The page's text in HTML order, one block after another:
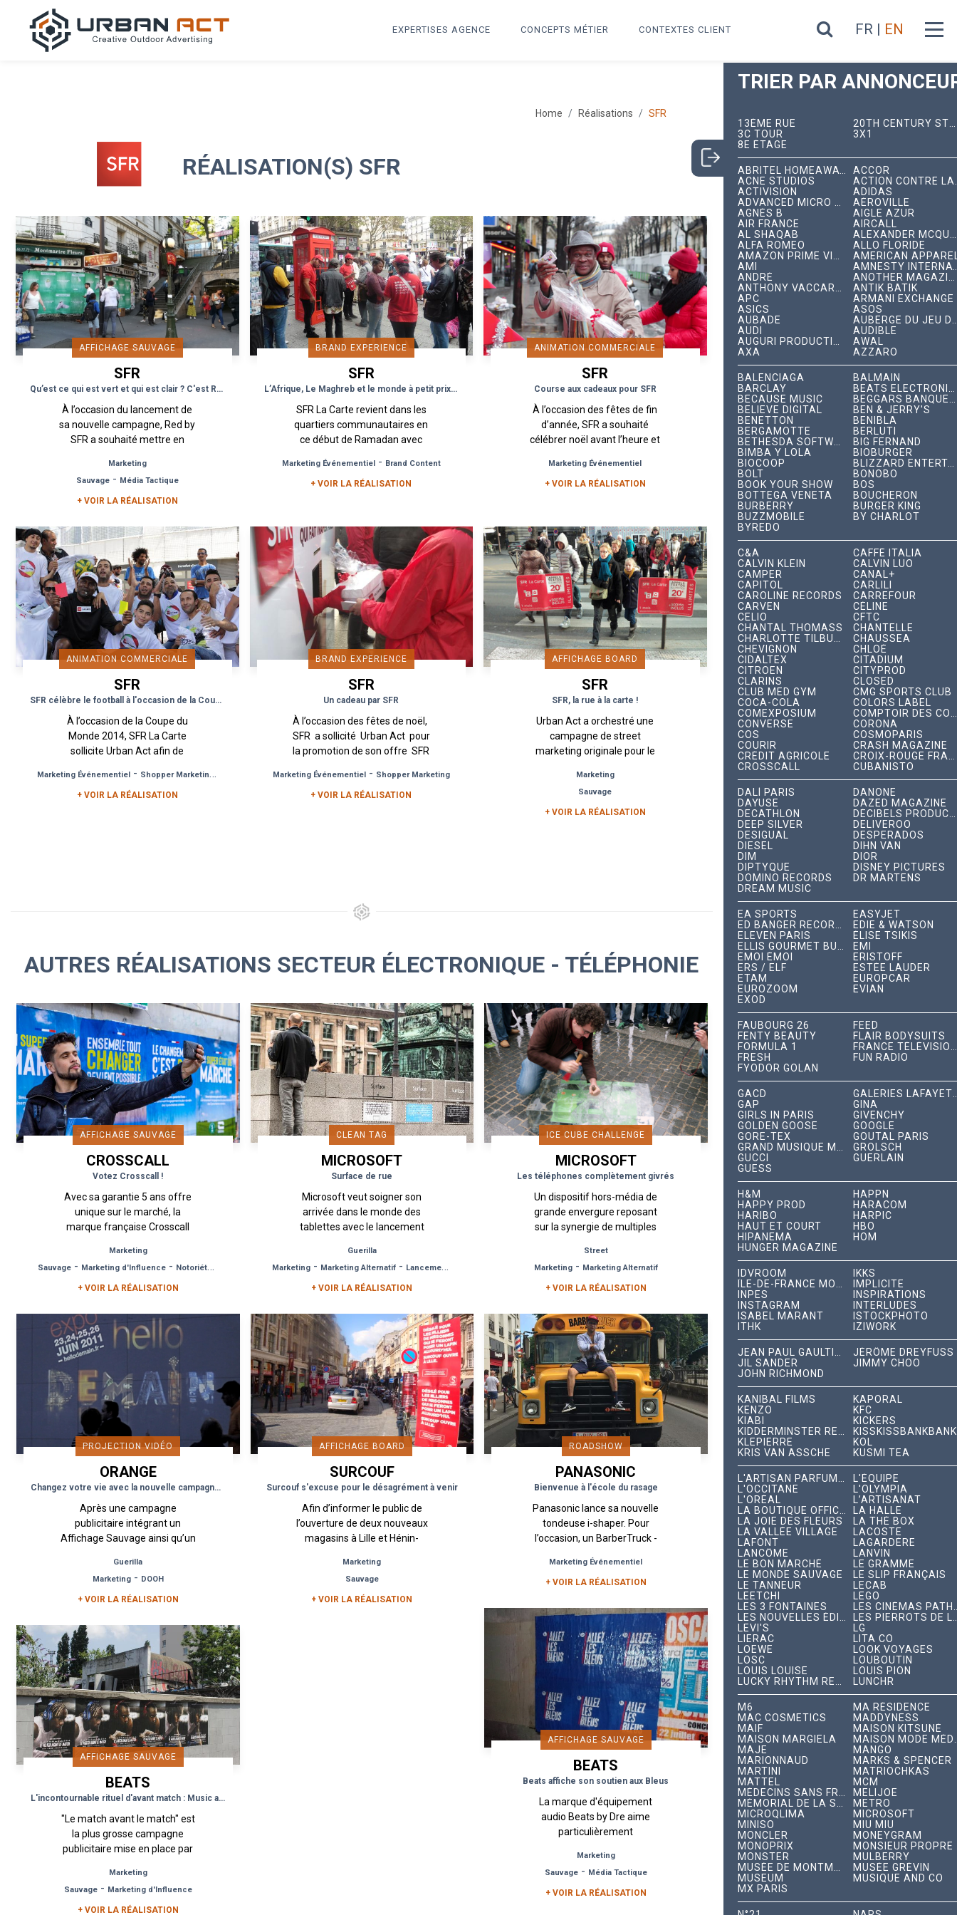
FR | EN
EXPERTISES AGENCE CONCEPTS MÉTIER CONTEXTES CLIENT
Home Réalisations SFR
RÉALISATION(S) SFR
AFFICHAGE SAUVAGE
SFR
Qu’est ce qui est vert et qui est clair ? C'est Red by SFR !
À l’occasion du lancement de
sa nouvelle campagne, Red by
SFR a souhaité mettre en
d’affichage urbain dans 4
grandes villes de France :...
Marketing
Sauvage- Média Tactique
+ VOIR LA RÉALISATION
BRAND EXPERIENCE
SFR
L’Afrique, Le Maghreb et le monde à petit prix avec les offres SFR
SFR La Carte revient dans les
quartiers communautaires en
ce début de Ramadan avec
des recharges avec des
minutes d’appels et...
Marketing Événementiel - Brand Content
+ VOIR LA RÉALISATION
ANIMATION COMMERCIALE
SFR
Course aux cadeaux pour SFR
À l’occasion des fêtes de fin
d’année, SFR a souhaité
célébrer noël avant l’heure et
participatif sous l’angle d’un
jeu concours...
Marketing Événementiel
+ VOIR LA RÉALISATION
ANIMATION COMMERCIALE
SFR
SFR célèbre le football à l'occasion de la Coupe du Monde 2014
À l’occasion de la Coupe du
Monde 2014, SFR La Carte
sollicite Urban Act afin de
d’une campagne de street
marketing multi-supports...
Marketing Événementiel - Shopper Marketing - Événement Grand Public
+ VOIR LA RÉALISATION
BRAND EXPERIENCE
SFR
Un cadeau par SFR
À l’occasion des fêtes de noël,
SFR a sollicité Urban Act pour
la promotion de son offre SFR
cadre d’une...
Marketing Événementiel- Shopper Marketing
+ VOIR LA RÉALISATION
AFFICHAGE BOARD
SFR
SFR, la rue à la carte !
Urban Act a orchestré une
campagne de street
marketing originale pour le
de promouvoir SFR la carte à
l’occasion des achats...
Marketing
Sauvage
+ VOIR LA RÉALISATION
AUTRES RÉALISATIONS SECTEUR ÉLECTRONIQUE - TÉLÉPHONIE
AFFICHAGE SAUVAGE
CROSSCALL
Votez Crosscall !
Avec sa garantie 5 ans offre
unique sur le marché, la
marque française Crosscall
en faveur d’une téléphonie
durable et compte bien le...
Marketing
Sauvage - Marketing d'Influence - Notoriété de Marque
+ VOIR LA RÉALISATION
CLEAN TAG
MICROSOFT
Surface de rue
Microsoft veut soigner son
arrivée dans le monde des
tablettes avec le lancement
chemin entre la tablette et le
PC portable, un...
Guerilla
Marketing- Marketing Alternatif- Lancement de Produit
+ VOIR LA RÉALISATION
ICE CUBE CHALLENGE
MICROSOFT
Les téléphones complètement givrés
Un dispositif hors-média de
grande envergure reposant
sur la synergie de multiples
guérilla marketing de type
Affichage Board,...
Street
Marketing- Marketing Alternatif
+ VOIR LA RÉALISATION
PROJECTION VIDÉO
ORANGE
Changez votre vie avec la nouvelle campagne d'Orange
Après une campagne
publicitaire intégrant un
Affichage Sauvage ainsi qu’un
favoriser un recrutement pour
une démarche solidaire
initiée...
Guerilla
Marketing- DOOH
+ VOIR LA RÉALISATION
AFFICHAGE BOARD
SURCOUF
Surcouf s'excuse pour le désagrément à venir
Afin d’informer le public de
l’ouverture de deux nouveaux
magasins à Lille et Hénin-
réaliser une opération de
Street Marketing dont...
Marketing
Sauvage
+ VOIR LA RÉALISATION
ROADSHOW
PANASONIC
Bienvenue à l'école du rasage
Panasonic lance sa nouvelle
tondeuse i-shaper. Pour
l’occasion, un BarberTruck -
Barber Shop éphémère a
sillonné les rues de Paris du 8...
Marketing Événementiel
+ VOIR LA RÉALISATION
AFFICHAGE SAUVAGE
BEATS
ELECTRONICS
Beats affiche son soutien aux Bleus
La marque d'équipement
audio Beats by Dre aime
particulièrement
grands événements sportifs
et c'est cette fois-ci à
l'occasion de la Coupe...
Marketing
Sauvage- Média Tactique
+ VOIR LA RÉALISATION
AFFICHAGE SAUVAGE
BEATS
ELECTRONICS
L'incontournable rituel d'avant match : Music and Beats !
"Le match avant le match" est
la plus grosse campagne
publicitaire mise en place par
d’affichage sauvage met en
avant les rituels...
Marketing
Sauvage- Marketing d'Influence
+ VOIR LA RÉALISATION
TRIER PAR
13ÈME RUE
3C TOUR
3X1
8E ÉTAGE
ACCOR
ACNE STUDIOS
ACTIVISION
ADIDAS
AÉROVILLE
AGNÈS B
AIGLE AZUR
AIR FRANCE
AIRCALL
AL SHAQAB
ALFA ROMEO
ALLO FLORIDE
AMERICAN
AMI
ANDRÉ
ANTIK BATIK
APC
ARMANI EXCHANGE
ASICS
ASOS
AUBADE
AUDI
AUDIBLE
AWAL
AXA
AZZARO
BALENCIAGA
BALMAIN
BARCLAY
BECAUSE MUSIC
BELIEVE DIGITAL
BEN & JERRY'S
BENETTON
BENIBLA
BERGAMOTTE
BERLUTI
BIG FERNAND
BIMBA Y LOLA
BIOBURGER
BIOCOOP
BLIZZARD ENTERTAINMENT
BOLT
BONOBO
BOOK YOUR SHOW
BOS
BOTTEGA VENETA
BOUCHERON
BURBERRY
BURGER KING
BUZZMOBILE
BY CHARLOT
BYREDO
C&A
CAFFÈ ITALIA
CALVIN KLEIN
CALVIN LUO
CAMPER
CANAL+
CAPITOL
CARLILI
CAROLINE RECORDS
CARREFOUR
CARVEN
CÉLINE
CELIO
CFTC
CHANTAL THOMASS
CHANTELLE
CHAUSSEA
CHEVIGNON
CHLOÉ
CIDALTEX
CITADIUM
CITROËN
CITYPROD
CLARINS
CLOSED
CLUB MED GYM
CMG SPORTS CLUB
COCA-COLA
COLORS LABEL
COMEXPOSIUM
CONVERSE
CORONA
COS
COSMOPARIS
COURIR
CRASH MAGAZINE
CRÉDIT AGRICOLE
CROSSCALL
CUBANISTO
DALÍ PARIS
DANONE
DAYUSE
DAZED MAGAZINE
DECATHLON
DEEP SILVER
DELIVEROO
DESIGUAL
DESPERADOS
DIESEL
DIHN VAN
DIM
DIOR
DIPTYQUE
DISNEY PICTURES
DOMINO RECORDS
DR MARTENS
DREAM MUSIC
EA SPORTS
EASYJET
EDIE & WATSON
ELEVEN PARIS
ÉLISE TSIKIS
EMI
ÉMOI ÉMOI
ERISTOFF
ERS / ELF
ESTÉE LAUDER
ETAM
EUROPCAR
EUROZOOM
EVIAN
EXOD
FAUBOURG 26
FEED
FENTY BEAUTY
FLAIR BODYSUITS
FORMULA 1
FRESH
FUN RADIO
FYODOR GOLAN
GACD
GAP
GINA
GIRLS IN PARIS
GIVENCHY
GOLDEN GOOSE
GOOGLE
GORE-TEX
GOUTAL PARIS
GROLSCH
GUCCI
GUERLAIN
GUESS
H&M
HAPPN
HAPPY PROD
HARACOM
HARIBO
HARPIC
HAUT ET COURT
HBO
HIPANEMA
HOM
HUNGER MAGAZINE
IDVROOM
IKKS
IMPLICITE
INPES
INSPIRATIONS
INSTAGRAM
INTERLUDES
ISABEL MARANT
ISTOCKPHOTO
ITHK
IZIWORK
JÉRÔME DREYFUSS
JIL SANDER
JIMMY CHOO
JOHN RICHMOND
KANIBAL FILMS
KAPORAL
KENZO
KFC
KIABI
KICKERS
KISSKISSBANKBANK
KLEPIERRE
KOL
KRIS VAN ASSCHE
KUSMI TEA
L'ÉQUIPE
L'OCCITANE
L'OLYMPIA
L'ORÉAL
L’ARTISANAT
LA HALLE
LA JOIE DES FLEURS
LA THÉ BOX
LA VALLÉE VILLAGE
LACOSTE
LAFONT
LAGARDÈRE
LANCÔME
LANVIN
LE BON MARCHÉ
LE GRAMME
LE MONDE SAUVAGE
LE SLIP FRANÇAIS
LE TANNEUR
LECAB
LEETCHI
LEGO
LES 3 FONTAINES
LEVI'S
LG
LIERAC
LITA CO
LOEWE
LOOK VOYAGES
LOSC
LOUBOUTIN
LOUIS LOUISE
LOUIS PION
LUNCHR
M6
MA RÉSIDENCE
MAC COSMETICS
MADDYNESS
MAIF
MAISON KITSUNÉ
MAISON MARGIELA
MAJE
MANGO
MARIONNAUD
MARKS & SPENCER
MARTINI
MATRIOCHKAS
MATTEL
MCM
MELIJOE
METRO
MICROQLIMA
MICROSOFT
MINISO
MIU MIU
MONCLER
MONEYGRAM
MONOPRIX
MONSIEUR PROPRE
MONSTER
MULBERRY
MUSÉE GRÉVIN
MUSEUM
MUSIQUE AND CO
MX PARIS